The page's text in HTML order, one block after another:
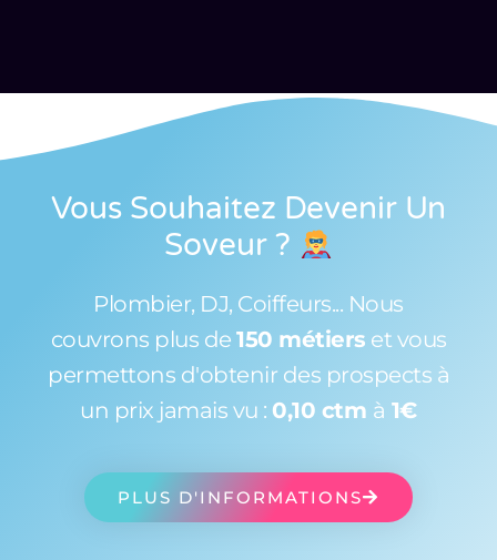
Vous Souhaitez Devenir Un
Soveur ?
Plombier, DJ, Coiffeurs... Nous
couvrons plus de 150 métiers et vous
permettons d'obtenir des prospects à
un prix jamais vu : 0,10 ctm à 1€
PLUS D'INFORMATIONS